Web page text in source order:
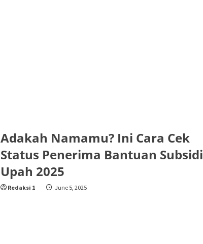
Adakah Namamu? Ini Cara Cek
Status Penerima Bantuan Subsidi
Upah 2025
Redaksi 1 June 5, 2025